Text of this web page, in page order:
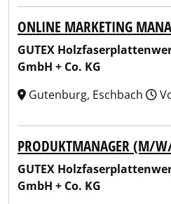
ONLINE MARKETING
GUTEX
GmbH + Co. KG
Gutenburg, Eschbach
PRODUKTMANAGER (M/
GUTEX
GmbH + Co. KG